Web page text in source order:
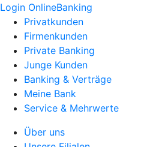
Login OnlineBanking
Privatkunden
Firmenkunden
Private Banking
Junge Kunden
Banking & Verträge
Meine Bank
Service & Mehrwerte
Über uns